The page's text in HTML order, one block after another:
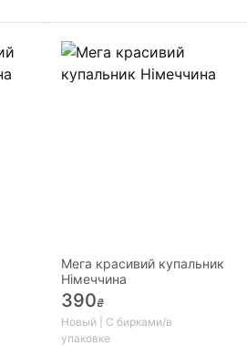
Мега красивий купальник
Німеччина
390₴
Новый | С бирками/в
упаковке